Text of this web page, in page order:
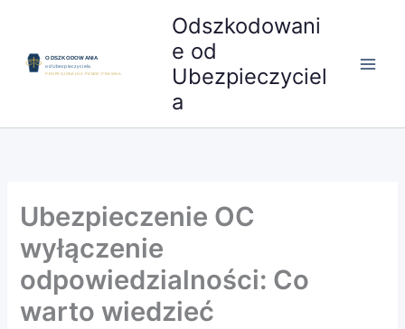
treści
Odszkodowani
e od
Ubezpieczyciel
a
Ubezpieczenie OC
wyłączenie
odpowiedzialności: Co
warto wiedzieć